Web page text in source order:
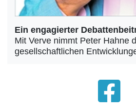
Ein engagierter
Mit Verve nimmt Peter Hahne
gesellschaftlichen